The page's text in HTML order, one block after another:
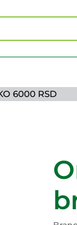
6000 RSD